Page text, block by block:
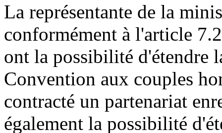
La représentante de la
conformément à l'article
ont la possibilité d'étendre
Convention aux couples
contracté un partenariat
également la possibilité